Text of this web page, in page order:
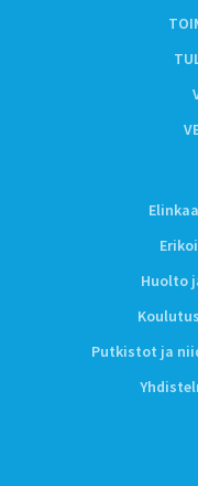
Huolto
Putkistot ja